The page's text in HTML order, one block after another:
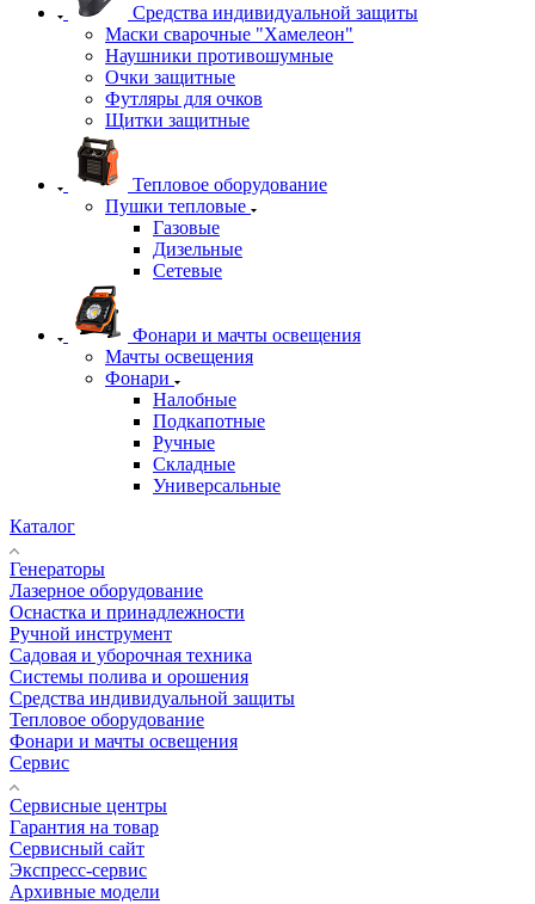
Средства индивидуальной защиты
Маски сварочные "Хамелеон"
Наушники противошумные
Очки защитные
Футляры для очков
Щитки защитные
Тепловое оборудование
Пушки тепловые
Газовые
Дизельные
Сетевые
Фонари и мачты освещения
Мачты освещения
Фонари
Налобные
Подкапотные
Ручные
Складные
Универсальные
Каталог
Генераторы
Лазерное оборудование
Оснастка и принадлежности
Ручной инструмент
Садовая и уборочная техника
Системы полива и орошения
Средства индивидуальной защиты
Тепловое оборудование
Фонари и мачты освещения
Сервис
Сервисные центры
Гарантия на товар
Сервисный сайт
Экспресс-сервис
Архивные модели